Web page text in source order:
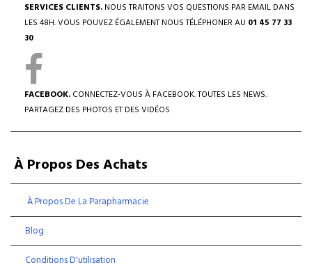
SERVICES CLIENTS. NOUS TRAITONS VOS QUESTIONS PAR EMAIL DANS
LES 48H. VOUS POUVEZ ÉGALEMENT NOUS TÉLÉPHONER AU 01 45 77 33
30
FACEBOOK. CONNECTEZ-VOUS À FACEBOOK. TOUTES LES NEWS.
PARTAGEZ DES PHOTOS ET DES VIDÉOS
À Propos Des Achats
À Propos De La Parapharmacie
Blog
Conditions D'utilisation